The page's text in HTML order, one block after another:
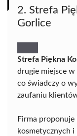
2. Strefa
Gorlice
Strefa Piękna
drugie miejsce
co świadczy o
zaufaniu
Firma
kosmetycznych